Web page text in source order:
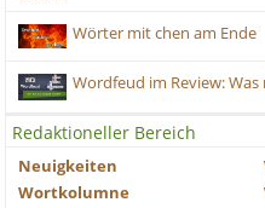
Wörter mit chen am Ende
Wordfeud im Review:
Redaktioneller Bereich
Neuigkeiten
Wortkolumne